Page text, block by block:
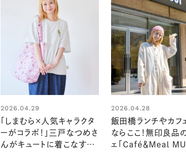
2026.04.29
「しまむら×人気キャラクタ
ーがコラボ！」三戸なつめさ
んがキュートに着こなす
2026.04.28
飯田橋ランチやカフ
ならここ！無印良品
ェ「Café＆Meal